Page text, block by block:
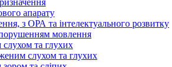
апарату
з ОРА та інтелектуального розвитку
мовлення
та глухих
слухом та глухих